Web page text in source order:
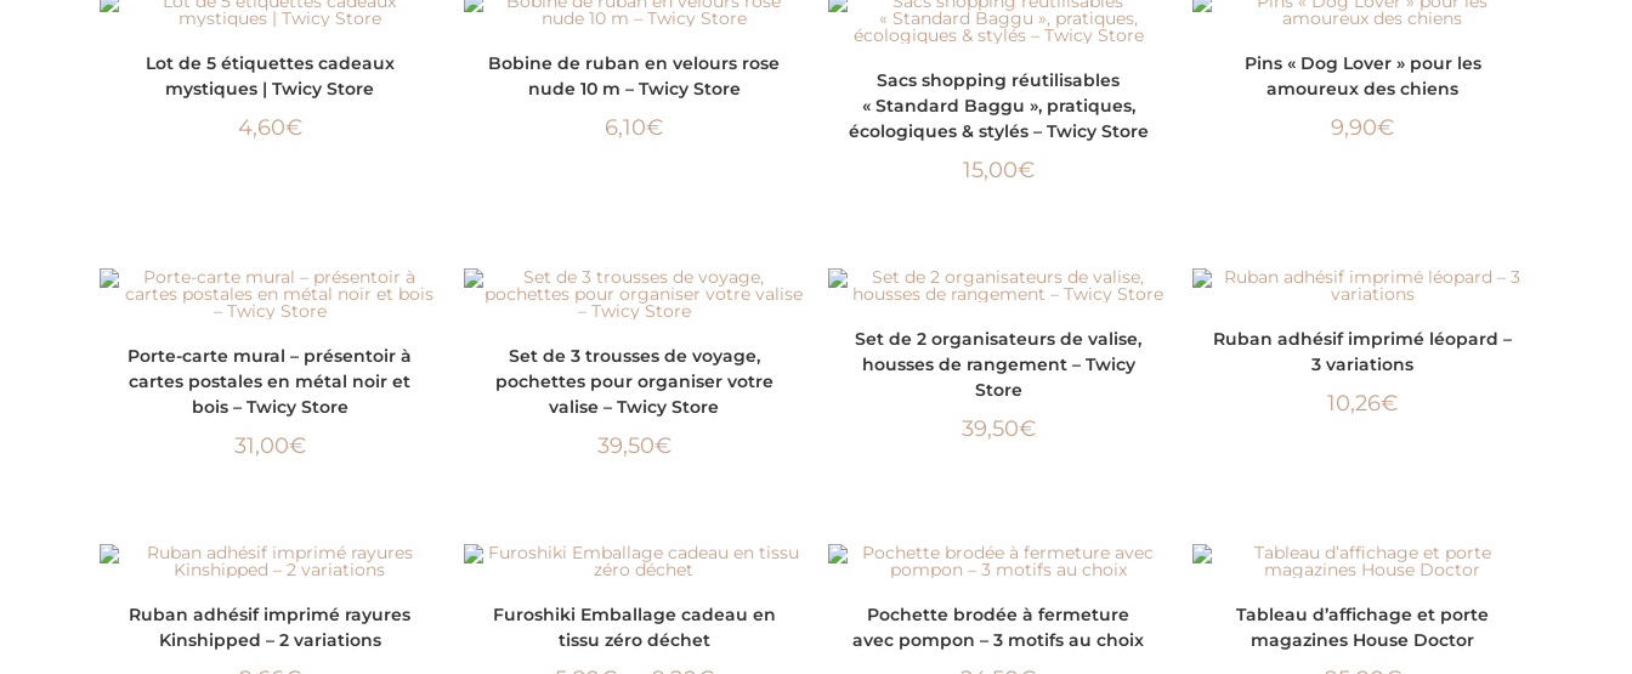
Lot de 5 étiquettes cadeaux
mystiques | Twicy Store
4,60€
Bobine de ruban en velours rose
nude 10 m – Twicy Store
6,10€
Sacs shopping réutilisables
« Standard Baggu », pratiques,
écologiques & stylés – Twicy Store
15,00€
Pins « Dog Lover » pour les
amoureux des chiens
9,90€
Porte-carte mural – présentoir à
cartes postales en métal noir et
bois – Twicy Store
31,00€
Set de 3 trousses de voyage,
pochettes pour organiser votre
valise – Twicy Store
39,50€
Set de 2 organisateurs de valise,
housses de rangement – Twicy
Store
39,50€
Ruban adhésif imprimé léopard –
3 variations
10,26€
Ruban adhésif imprimé rayures
Kinshipped – 2 variations
Furoshiki Emballage cadeau en
tissu zéro déchet
Pochette brodée à fermeture
avec pompon – 3 motifs au choix
Tableau d’affichage et porte
magazines House Doctor